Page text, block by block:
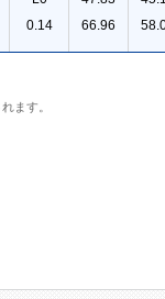
0.14
66.96
ます。